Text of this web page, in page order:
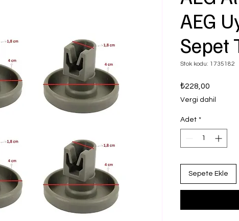
AEG
Sepet
Stok kodu: 1735182
₺228,00
Vergi dahil
Adet *
Sepete Ekle